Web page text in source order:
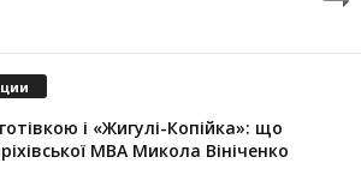
і «Жигулі-Копійка»: що
МВА Микола Вініченко